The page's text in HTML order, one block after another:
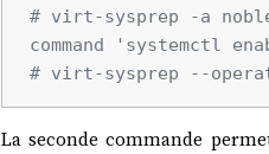
# virt-sysprep -a
command 'systemctl
# virt-sysprep --
La seconde commande